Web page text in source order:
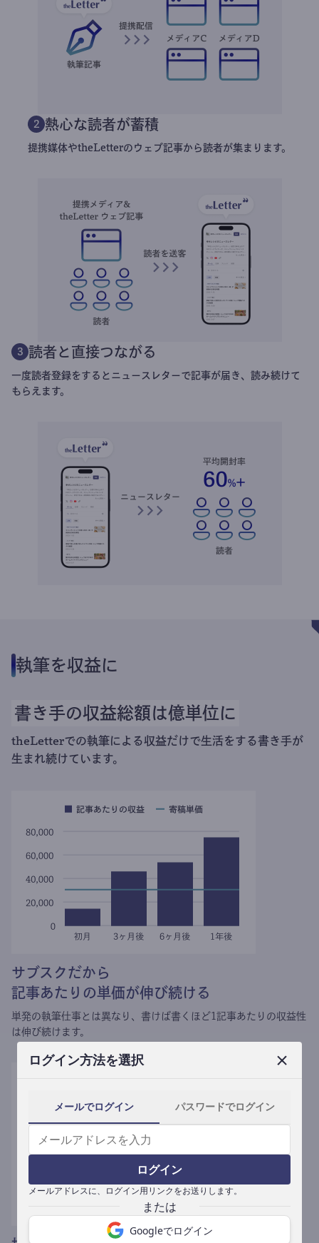
ログイン方法を選択
メールでログイン パスワードでログイン
ログイン
メールアドレスに、ログイン用リンクをお送りします。
Googleでログイン
2 熱心な読者が蓄積
提携媒体やtheLetterのウェブ記事から読者が集まります。
3 読者と直接つながる
一度読者登録をするとニュースレターで記事が届き、読み続けて
もらえます。
執筆を収益に
書き手の収益総額は億単位に
theLetterでの執筆による収益だけで生活をする書き手が
生まれ続けています。
サブスクだから
記事あたりの単価が伸び続ける
単発の執筆仕事とは異なり、 書けば書くほど1記事あたりの収益性
は伸び続けます。